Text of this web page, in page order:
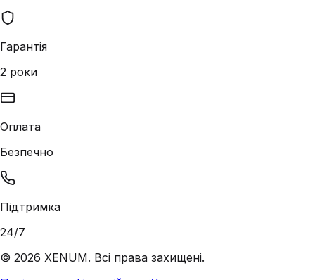
Гарантія
2 роки
Оплата
Безпечно
Підтримка
24/7
© 2026 XENUM. Всі права захищені.